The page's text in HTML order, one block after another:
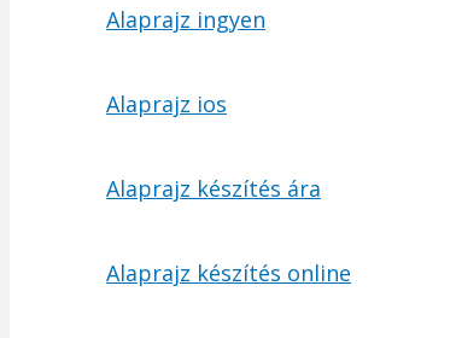
Alaprajz ingyen
Alaprajz ios
Alaprajz készítés ára
Alaprajz készítés online